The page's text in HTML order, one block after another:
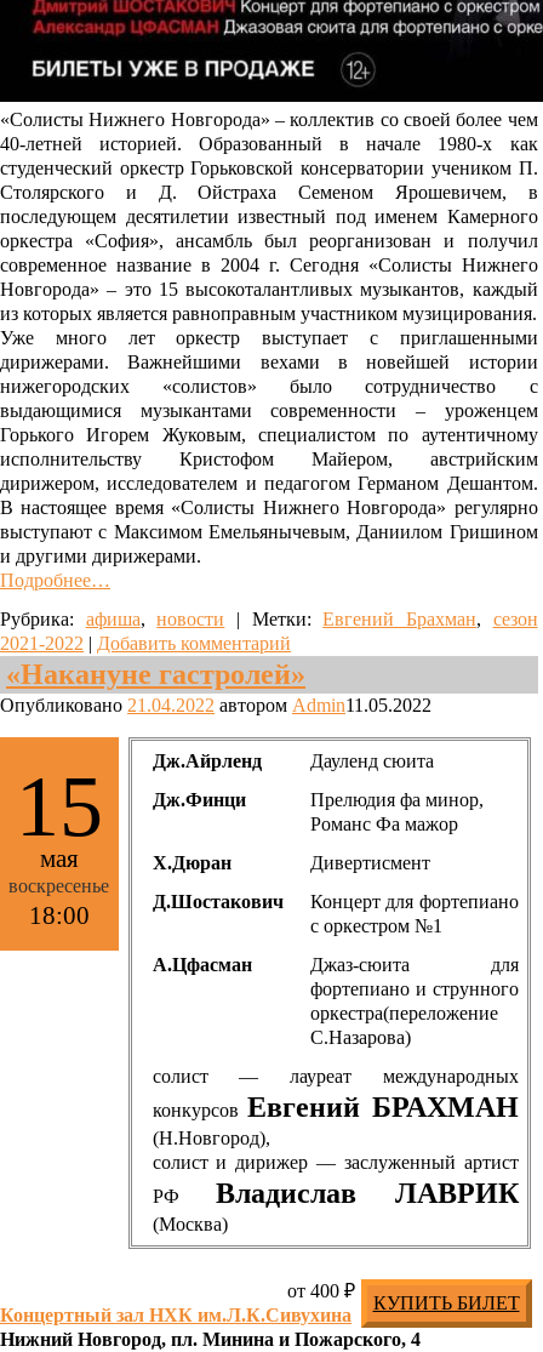
«Солисты Нижнего Новгорода» – коллектив со своей более чем
40-летней историей. Образованный в начале 1980-х как
студенческий оркестр Горьковской консерватории учеником П.
Столярского и Д. Ойстраха Семеном Ярошевичем, в
последующем десятилетии известный под именем Камерного
оркестра «София», ансамбль был реорганизован и получил
современное название в 2004 г. Сегодня «Солисты Нижнего
Новгорода» – это 15 высокоталантливых музыкантов, каждый
из которых является равноправным участником музицирования.
Уже много лет оркестр выступает с приглашенными
дирижерами. Важнейшими вехами в новейшей истории
нижегородских «солистов» было сотрудничество с
выдающимися музыкантами современности – уроженцем
Горького Игорем Жуковым, специалистом по аутентичному
исполнительству Кристофом Майером, австрийским
дирижером, исследователем и педагогом Германом Дешантом.
В настоящее время «Солисты Нижнего Новгорода» регулярно
выступают с Максимом Емельянычевым, Даниилом Гришином
и другими дирижерами.
Подробнее…
Рубрика:
афиша,новости Метки: Евгений Брахман, сезон
2021-2022
Добавить комментарий
«Накануне гастролей»
Опубликовано 21.04.2022 автором Admin11.05.2022
15
мая
воскресенье
18:00
Дж.Айрленд
Дауленд сюита
Дж.Финци
Прелюдия фа минор,
Романс Фа мажор
Х.Дюран
Дивертисмент
Д.Шостакович
Концерт для фортепиано
с оркестром №1
А.Цфасман
Джаз-сюита для
фортепиано и струнного
оркестра(переложение
С.Назарова)
солист — лауреат международных
конкурсовЕвгений БРАХМАН
(Н.Новгород),
солист и дирижер — заслуженный артист
РФ Владислав ЛАВРИК
(Москва)
КУПИТЬ БИЛЕТ
от 400 ₽
Концертный зал НХК им.Л.К.Сивухина
Нижний Новгород, пл. Минина и Пожарского, 4